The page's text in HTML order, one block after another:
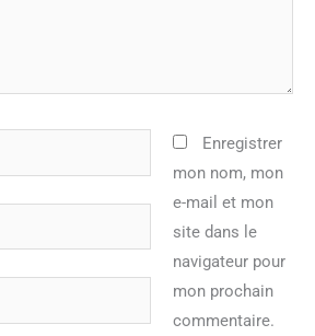
Enregistrer
mon nom, mon
e-mail et mon
site dans le
navigateur pour
mon prochain
commentaire.